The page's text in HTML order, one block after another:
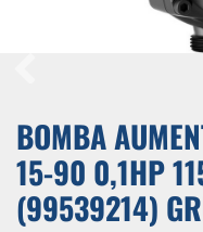
BOMBA
15-90 0,1HP
(99539214)